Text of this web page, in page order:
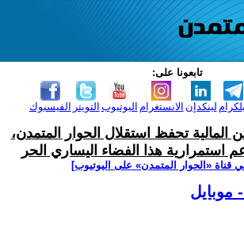
تابعونا على:
الفيسبوك التويتر اليوتيوب الانستغرام لينكدإن
المالية تحفظ استقلال الحوار المتمدن،
استمرارية هذا الفضاء اليساري الحر
قناة ‫«الحوار المتمدن» على اليوتيوب]
موبايل